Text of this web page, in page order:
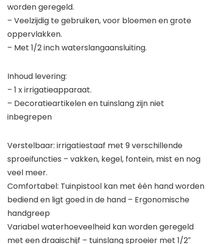
worden geregeld.
– Veelzijdig te gebruiken, voor bloemen en grote
oppervlakken.
– Met 1/2 inch waterslangaansluiting.
Inhoud levering:
– 1 x irrigatieapparaat.
– Decoratieartikelen en tuinslang zijn niet
inbegrepen
Verstelbaar: irrigatiestaaf met 9 verschillende
sproeifuncties – vakken, kegel, fontein, mist en nog
veel meer.
Comfortabel: Tuinpistool kan met één hand worden
bediend en ligt goed in de hand – Ergonomische
handgreep
Variabel waterhoeveelheid kan worden geregeld
met een draaischijf – tuinslang sproeier met 1/2″